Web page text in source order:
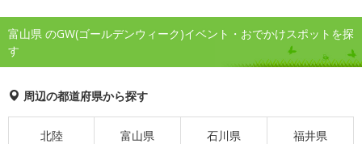
富山県 のGW(ゴールデンウィーク)イベント・おでかけスポットを探
す
周辺の都道府県から探す
北陸 富山県 石川県 福井県